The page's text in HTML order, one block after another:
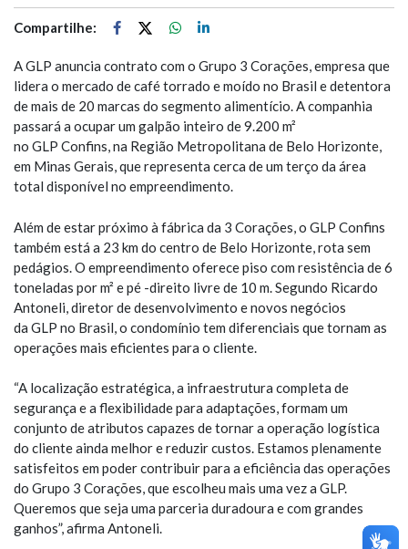
Compartilhe:
A GLP anuncia contrato com o Grupo 3 Corações, empresa que
lidera o mercado de café torrado e moído no Brasil e detentora
de mais de 20 marcas do segmento alimentício. A companhia
passará a ocupar um galpão inteiro de 9.200 m²
no GLP Confins, na Região Metropolitana de Belo Horizonte,
em Minas Gerais, que representa cerca de um terço da área
total disponível no empreendimento.
Além de estar próximo à fábrica da 3 Corações, o GLP Confins
também está a 23 km do centro de Belo Horizonte, rota sem
pedágios. O empreendimento oferece piso com resistência de 6
toneladas por m² e pé -direito livre de 10 m. Segundo Ricardo
Antoneli, diretor de desenvolvimento e novos negócios
da GLP no Brasil, o condomínio tem diferenciais que tornam as
operações mais eficientes para o cliente.
“A localização estratégica, a infraestrutura completa de
segurança e a flexibilidade para adaptações, formam um
conjunto de atributos capazes de tornar a operação logística
do cliente ainda melhor e reduzir custos. Estamos plenamente
satisfeitos em poder contribuir para a eficiência das operações
do Grupo 3 Corações, que escolheu mais uma vez a GLP.
Queremos que seja uma parceria duradoura e com grandes
ganhos”, afirma Antoneli.